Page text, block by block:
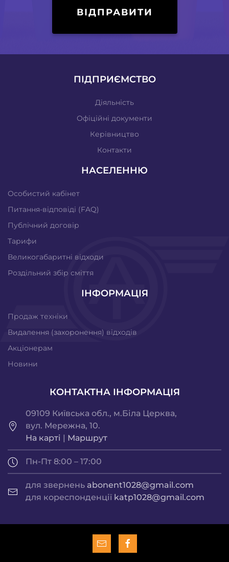
ВІДПРАВИТИ
ПІДПРИЄМСТВО
Діяльність
Офіційні документи
Керівництво
Контакти
НАСЕЛЕННЮ
Особистий кабінет
Питання-відповіді (FAQ)
Публічний договір
Тарифи
Великогабаритні відходи
Роздільний збір сміття
ІНФОРМАЦІЯ
Продаж техніки
Видалення (захоронення) відходів
Акціонерам
Новини
КОНТАКТНА ІНФОРМАЦІЯ
09109 Київська обл., м.Біла Церква,
вул. Мережна, 10.
На карті | Маршрут
Пн-Пт 8:00 – 17:00
для звернень abonent1028@gmail.com
для кореспонденції katp1028@gmail.com